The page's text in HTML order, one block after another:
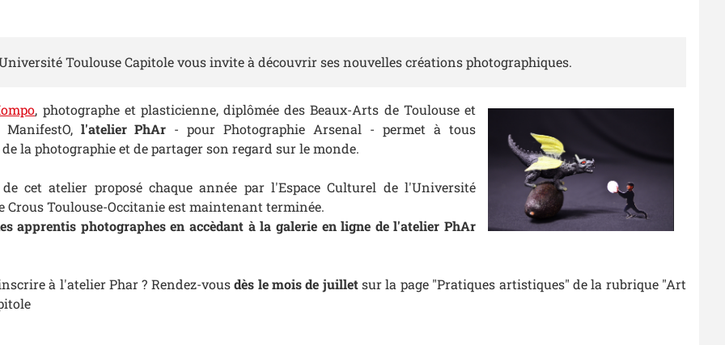
Toulouse Capitole vous invite à découvrir ses nouvelles créations photographiques.
, photographe et plasticienne, diplômée des Beaux-Arts de Toulouse et
l'atelier PhAr - pour Photographie Arsenal - permet à tous
la photographie et de partager son regard sur le monde.
de cet atelier proposé chaque année par l'Espace Culturel de l'Université
Crous Toulouse-Occitanie est maintenant terminée.
apprentis photographes en accèdant à la galerie en ligne de l'atelier PhAr
à l'atelier Phar ? Rendez-vousdès le mois de juilletsur la page "Pratiques artistiques" de la rubrique "Art